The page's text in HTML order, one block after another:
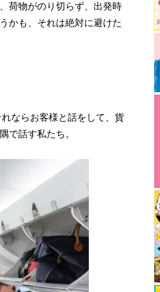
荷物がのり切らず、出発時
かも、それは絶対に避けた
ならお客様と話をして、貨
で話す私たち。